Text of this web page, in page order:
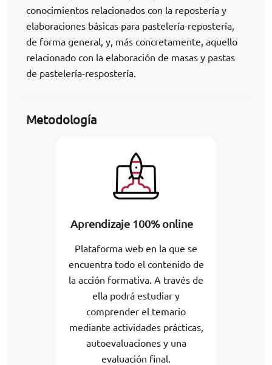
conocimientos relacionados con la repostería y
elaboraciones básicas para pastelería-repostería,
de forma general, y, más concretamente, aquello
relacionado con la elaboración de masas y pastas
de pastelería-respostería.
Metodología
Aprendizaje 100% online
Plataforma web en la que se
encuentra todo el contenido de
la acción formativa. A través de
ella podrá estudiar y
comprender el temario
mediante actividades prácticas,
autoevaluaciones y una
evaluación final.